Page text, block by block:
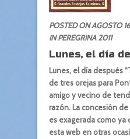
POSTED ON AGOSTO
INPEREGRINA 2011
Lunes, el día
Lunes, el día después
de tres orejas para
amigo y vecino de
razón. La concesión
es exagerada como
esta web en otras